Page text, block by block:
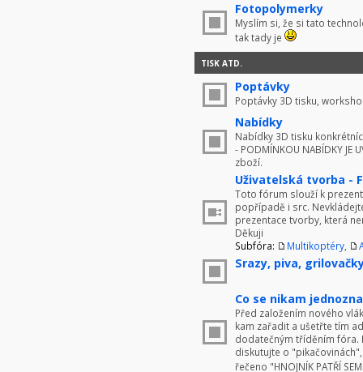
Fotopolymerky
Myslím si, že si tato
tak tady je
TISK ATD.
Poptávky
Poptávky 3D tisku,
Nabídky
Nabídky 3D tisku
- PODMÍNKOU NABÍDKY JE
zboží.
Uživatelská tvorba -
Toto fórum slouží k
popřípadě i src.
prezentace tvorby, která
Děkuji
Subfóra:
Multikoptéry
Srazy, piva,
Co se nikam
Před založením nového
kam zařadit a ušetřte tím
dodatečným tříděním fóra.
diskutujte o
řečeno "HNOJNÍK PATŘÍ